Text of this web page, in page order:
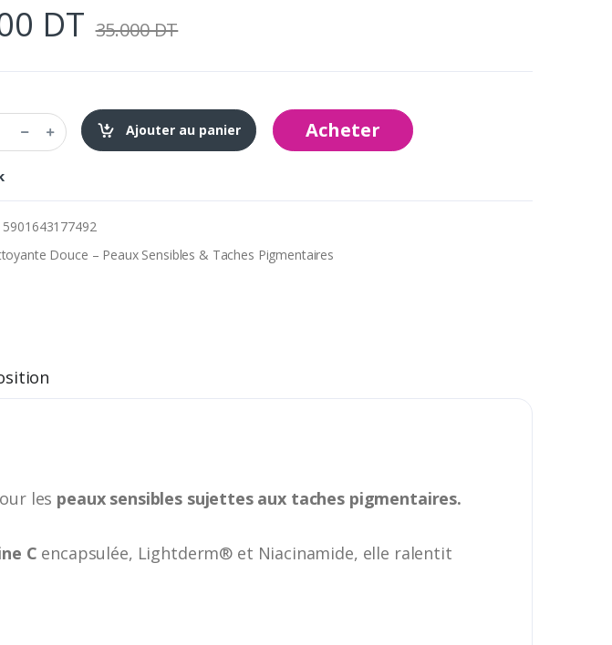
DT 35.000 DT
Ajouter au panier
Acheter
5901643177492
Douce – Peaux Sensibles & Taches Pigmentaires
les peaux sensibles sujettes aux taches pigmentaires.
C encapsulée, Lightderm® et Niacinamide, elle ralentit